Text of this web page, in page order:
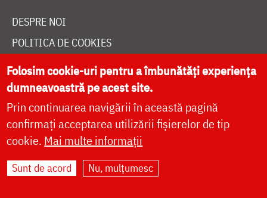
DESPRE NOI
POLITICA DE COOKIES
DONEAZĂ ONLINE PENTRU CATEDRALA NAȚIONALĂ
LIVE
Site dezvoltat deDOXOLOGIA MEDIA
Arhiepiscopia Iașilor | ©
Folosim cookie-uri pentru a îmbunătăți experiența
dumneavoastră pe acest site.
Prin continuarea navigării în această pagină
confirmați acceptarea utilizării fișierelor de tip
cookie. Mai multe informații
Sunt de acord Nu, mulțumesc